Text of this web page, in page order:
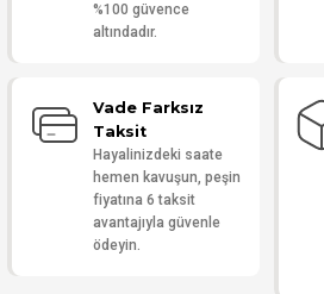
%100 güvence
altındadır.
Vade Farksız
Taksit
Hayalinizdeki saate
hemen kavuşun, peşin
fiyatına 6 taksit
avantajıyla güvenle
ödeyin.